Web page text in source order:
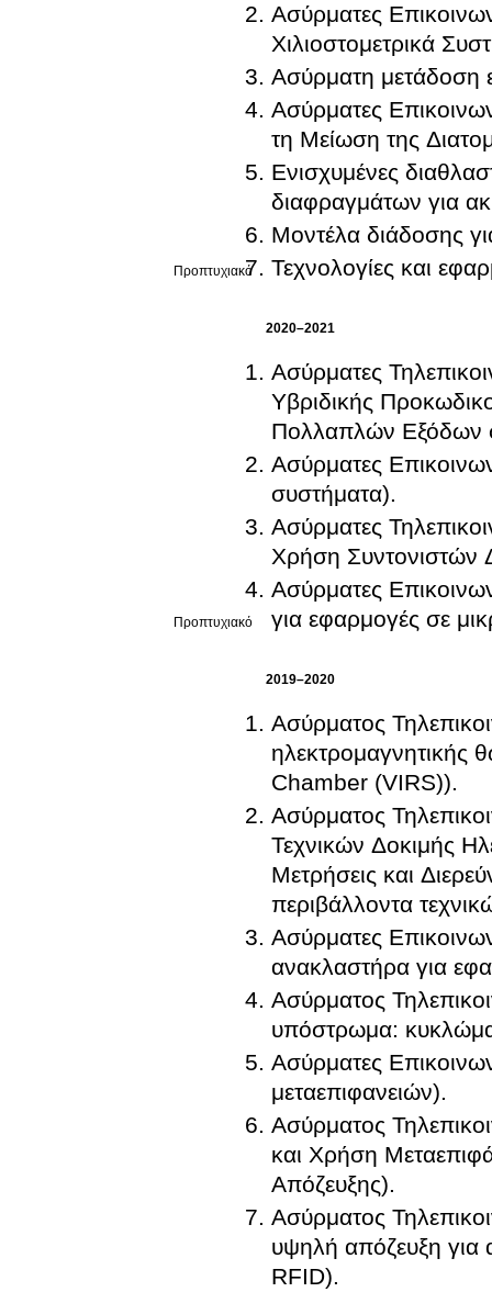
Προπτυχιακό
Ασύρματες
Χιλιοστομετρικά
Ασύρματη μετάδοση
Ασύρματες
τη Μείωση της
Ενισχυμένες
διαφραγμάτων για
Μοντέλα διάδοσης
Τεχνολογίες και
2020–2021
Προπτυχιακό
Ασύρματες
Υβριδικής
Πολλαπλών Εξόδων
Ασύρματες
συστήματα).
Ασύρματες
Χρήση Συντονιστών
Ασύρματες
για εφαρμογές σε
2019–2020
Ασύρματος
Chamber (VIRS)).
Ασύρματος
Τεχνικών Δοκιμής
Μετρήσεις και
περιβάλλοντα
Ασύρματες
ανακλαστήρα για
Ασύρματος
υπόστρωμα:
Ασύρματες
μεταεπιφανειών).
Ασύρματος
και Χρήση
Απόζευξης).
Ασύρματος
υψηλή απόζευξη για
RFID).